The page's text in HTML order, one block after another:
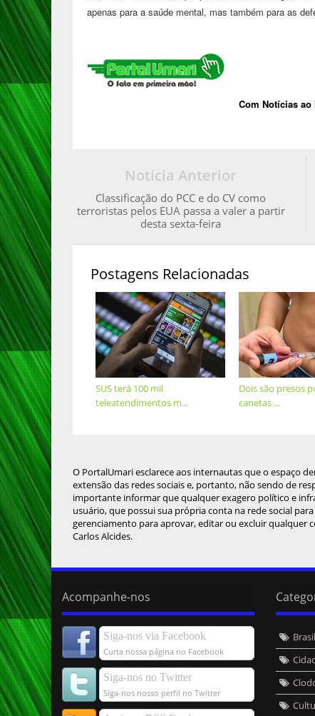
apenas para a saúde mental, mas também para as
Com Notícias ao
Notícia Anterior
Classificação do PCC e do CV como
terroristas pelos EUA passa a valer a partir
desta sexta-feira
Postagens Relacionadas
Dois são presos
canetas ...
SUS terá 100 mil
teleatendimentos m...
O PortalUmari esclarece aos internautas que o espaço
extensão das redes sociais e, portanto, não sendo de
importante informar que qualquer exagero político e
usuário, que possui sua própria conta na rede social
gerenciamento para aprovar, editar ou excluir qualquer
Carlos Alcides.
Acompanhe-nos
Siga-nos via Facebook
Curta nossa página no Facebook
Siga-nos no Twitter
Siga-nos nosso perfil no Twitter
Brasil